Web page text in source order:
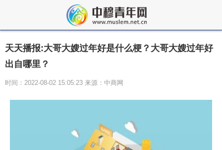
天天播报:大哥大嫂过年好是什么梗？大哥大嫂过年好
出自哪里？
时间：2022-08-02 15:05:23 来源：中商网